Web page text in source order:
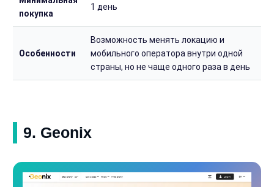
покупка
1 день
Особенности
Возможность менять локацию и
мобильного оператора внутри одной
страны, но не чаще одного раза в день
9. Geonix